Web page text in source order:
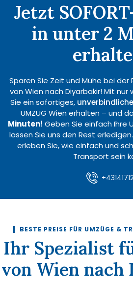
Jetzt
in unter 2
Sparen Sie Zeit und Mühe bei der
von Wien nach Diyarbakir! Mit nur
Sie ein sofortiges,
UMZUG Wien erhalten – und
Minuten! Geben Sie einfach Ihre
lassen Sie uns den Rest
erleben Sie, wie einfach und
Transport sein
BESTE PREISE FÜR UMZÜGE &
Ihr Spezialist
von Wien